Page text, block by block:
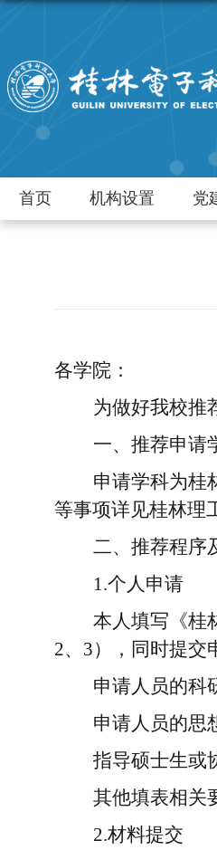
首页 机构设置 党
各学院：
为做好我校推
一、 推荐申请
申请学科为桂
等事项详见桂林理
二、推荐程序
1.个人申请
本人填写《桂
2、 3），同时提交
申请人员的科
申请人员的思
指导硕士生或
其他填表相关
2.材料提交